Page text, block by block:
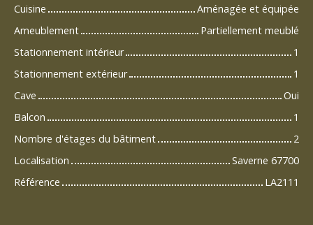
Cuisine
Aménagée et équipée
Ameublement
Partiellement meublé
Stationnement intérieur
1
Stationnement extérieur
1
Cave
Oui
Balcon
1
Nombre d'étages du bâtiment
2
Localisation
Saverne 67700
Référence
LA2111